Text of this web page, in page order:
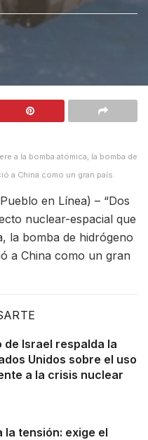
a la bomba atómica, la bomba de
a China como un gran país.
en Línea) – “Dos
nuclear-espacial que
la bomba de hidrógeno
a China como un gran
de Israel respalda la
Unidos sobre el uso
a la crisis nuclear
la tensión: exige el